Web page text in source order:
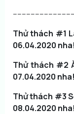
Thử thách #1
06.04.2020 nha!
Thử thách #2
07.04.2020 nha!
Thử thách #3
08.04.2020 nha!